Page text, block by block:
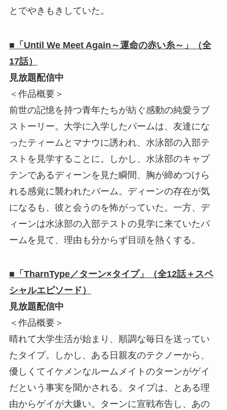
とでやきもきしていた。
■「Until We Meet Again～運命の赤い糸～」（全
17話）
見放題配信中
＜作品概要＞
前世の記憶を持つ青年たちが紡ぐ感動の純愛ラブ
ストーリー。大学に入学したパームは、友達にな
ったティームとマナウに誘われ、水泳部の入部テ
ストを見学することに。しかし、水泳部のキャプ
テンであるディーンを見た瞬間、胸が締めつけら
れる感覚に襲われたパーム。ディーンの存在が気
になるも、彼と会うのを怖がっていた。一方、デ
ィーンは水泳部の入部テストの見学に来ていたパ
ームを見て、理由も分からず目頭を熱くする。
■「TharnType／ターン×タイプ」（全12話＋スペ
シャルエピソード）
見放題配信中
＜作品概要＞
晴れて大学生活が始まり、順調な毎日を送ってい
たタイプ。しかし、ある日親友のテクノーから、
優しくてイケメンなルームメイトのターンがゲイ
だという事実を聞かされる。タイプは、とある理
由からゲイが大嫌い。ターンに宣戦布告し、あの